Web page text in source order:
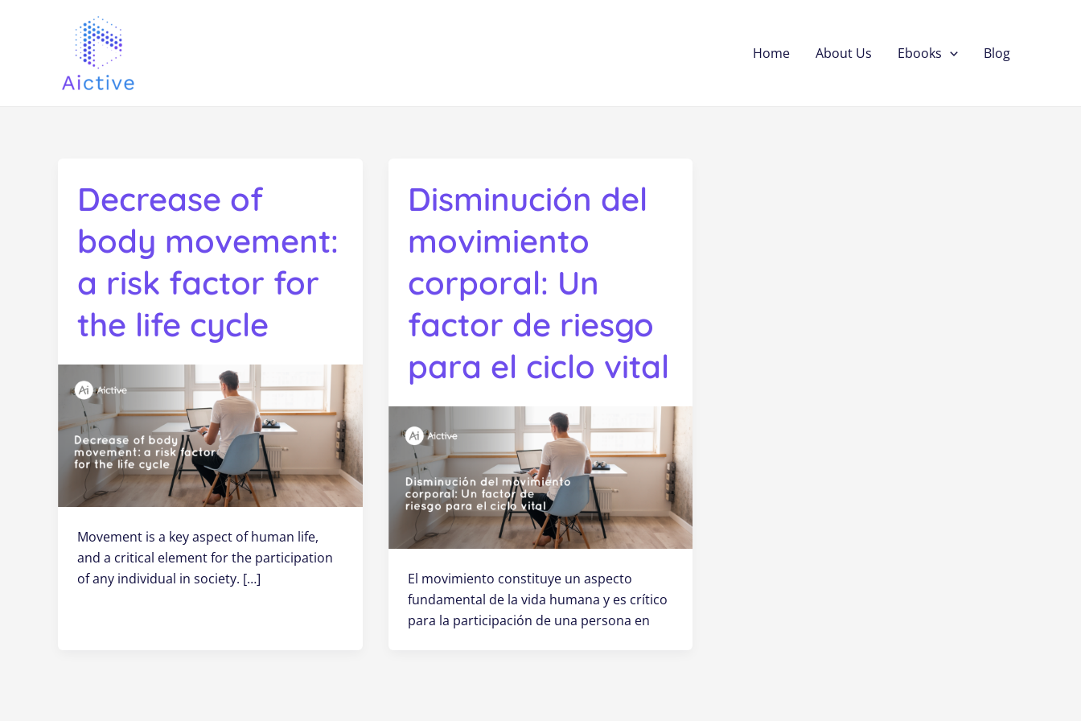
Home About Us Ebooks Blog
Decrease of
body movement:
a risk factor for
the life cycle
Movement is a key aspect of human life,
and a critical element for the participation
of any individual in society. […]
Disminución del
movimiento
corporal: Un
factor de riesgo
para el ciclo vital
El movimiento constituye un aspecto
fundamental de la vida humana y es crítico
para la participación de una persona en